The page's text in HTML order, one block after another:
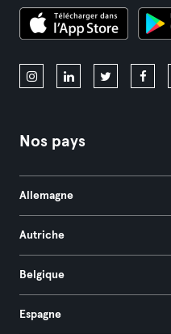
Nos pays
Allemagne
Autriche
Belgique
Espagne